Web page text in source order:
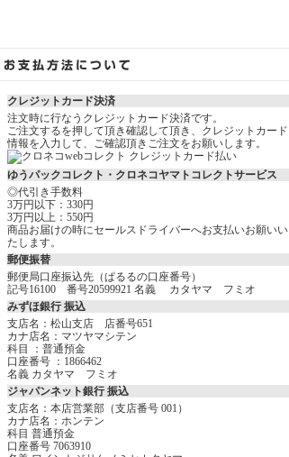
クレジットカード決済
注文時に行なうクレジットカード決済です。
ご注文するを押して頂き確認して頂き、クレジットカード
情報を入力して、ご確認頂きご注文をお願いします。
ゆうパックコレクト・クロネコヤマトコレクトサービス
◎代引き手数料
3万円以下：330円
3万円以上：550円
商品お届けの時にセールスドライバーへお支払いお願いい
たします。
郵便振替
郵便局口座振込先（ぱるるの口座番号）
記号16100 番号20599921 名義 カタヤマ フミオ
みずほ銀行 振込
支店名：松山支店 店番号651
カナ店名：マツヤマシテン
科目 ：普通預金
口座番号 ：1866462
名義 カタヤマ フミオ
ジャパンネット銀行 振込
支店名：本店営業部（支店番号 001）
カナ店名：ホンテン
科目 普通預金
口座番号 7063910